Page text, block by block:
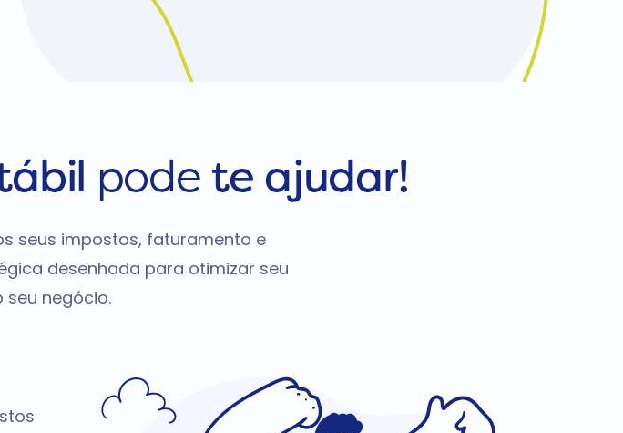
pode te ajudar!
seus impostos, faturamento e
desenhada para otimizar seu
negócio.